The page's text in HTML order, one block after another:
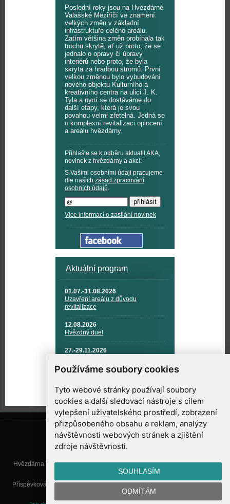
Používáme soubory cookies
Tyto webové stránky používají soubory
cookies a další sledovací nástroje s cílem
vylepšení uživatelského prostředí, zobrazení
přizpůsobeného obsahu a reklam, analýzy
návštěvnosti webových stránek a zjištění
zdroje návštěvnosti.
SOUHLASÍM
ODMÍTÁM
Poslední roky jsou na Hvězdárně
Valašské Meziříčí ve znamení
velkých změn v základní
infrastruktuře celého areálu.
Zatím většina změn probíhala tak
trochu skrytě, ať už proto, že se
jednalo o opravy či úpravy
interiérů nebo proto, že byla
skryta za hradbou stromů. První
velkou změnou bylo vybudování
nového objektu Kulturního a
kreativního centra na ulici J. K.
Tyla a nyní se dostáváme do
další etapy, která je svou
povahou velmi zřetelná. Jedná se
o komplexní revitalizaci oplocení
a areálu hvězdárny.
Přihlašte se k odběru aktualit AKA,
novinek z hvězdárny a akcí:
S Vašimi osobními údaji pracujeme
dle našich zásad zpracování
osobních údajů
Více informací o zasílání novinek
Aktuální program
01.07.-31.08.2026
Uzavření areálu z důvodu
revitalizace
12.08.2026
Hvězdný duel
27.-29.11.2026
TECHNIKA A KOSMICKÉ
TECHNOLOGIE
Hvězdárna Valašské Meziříčí, příspěvková organizace, Vsetínská 78, 757
01 Valašské Meziříčí
Příspěvková organizace Zlínského kraje. Telefon:571 611 928, Mobil:777
info@astrovm.cz